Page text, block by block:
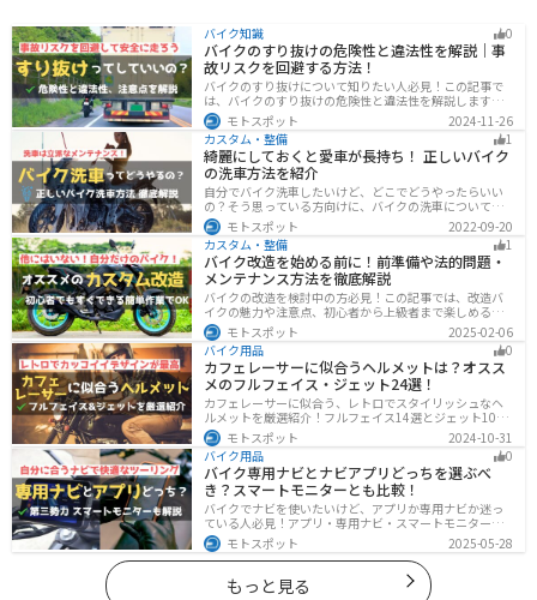
バイク知識 0
バイクのすり抜けの危険性と違法性を解説｜事
故リスクを回避する方法！
バイクのすり抜けについて知りたい人必見！この記事で
は、バイクのすり抜けの危険性と違法性を解説します。
実は、すり抜けによる事故のリスクは想像以上に高いで
す。記事を参考にすり抜けのリスクを理解し、安全運転
に努めましょう。
モトスポット
2024-11-26
カスタム・整備
1
綺麗にしておくと愛車が長持ち！ 正しいバイク
の洗車方法を紹介
自分でバイク洗車したいけど、どこでどうやったらいい
の？そう思っている方向けに、バイクの洗車について徹
底的にまとめました。バイク洗車ができる場所から洗車
手順まで全て解説します。正しい洗車方法は身につける
ことでバイクのメンテナンスにもなります。
モトスポット
2022-09-20
カスタム・整備
1
バイク改造を始める前に！前準備や法的問題・
メンテナンス方法を徹底解説
バイクの改造を検討中の方必見！この記事では、改造バ
イクの魅力や注意点、初心者から上級者まで楽しめる改
造方法を紹介しています。実は、改造で補償内容や保険
料が変わる場合があるため、保険会社への確認は必須で
す。この記事を読めば、安全に配慮しつつ、カスタムバ
イクを楽しむコツがわかります。
モトスポット
2025-02-06
バイク用品
0
カフェレーサーに似合うヘルメットは？オスス
メのフルフェイス・ジェット24選！
カフェレーサーに似合う、レトロでスタイリッシュなヘ
ルメットを厳選紹介！フルフェイス14選とジェット10選
の多彩なラインナップで、安全性とデザインの両立を実
現。こだわりのヘルメットで、あなたのライダーズライ
フをより魅力的にアップグレードしましょう！
モトスポット
2024-10-31
バイク用品
0
バイク専用ナビとナビアプリどっちを選ぶべ
き？スマートモニターとも比較！
バイクでナビを使いたいけど、アプリか専用ナビか迷っ
ている人必見！アプリ・専用ナビ・スマートモニターの
メリット、デメリット、どんな人にオススメなのかを解
説します。自分に合ったナビを見つけて快適なツーリン
グライフを送りましょう！
モトスポット 2025-05-28
もっと見る